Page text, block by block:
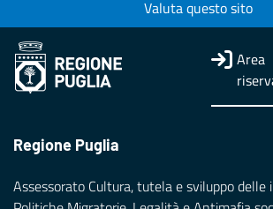
Valuta questo sito
Area
Regione Puglia
Assessorato Cultura, tutela e sviluppo delle